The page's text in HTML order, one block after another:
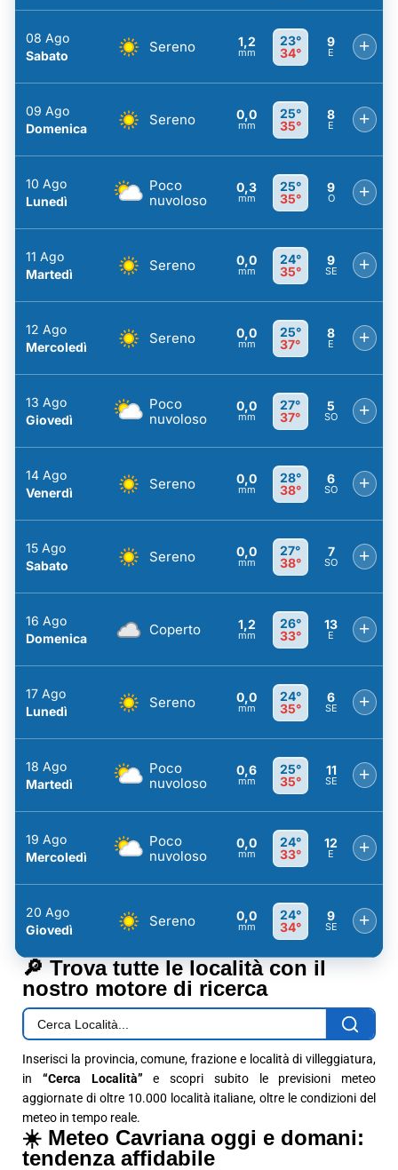
08 Ago
Sabato
Sereno 1,2
mm
23°
34°
9
E +
09 Ago
Domenica
Sereno 0,0
mm
25°
35°
8
E +
10 Ago
Lunedì
Poco
nuvoloso
0,3
mm
25°
35°
9
O +
11 Ago
Martedì
Sereno 0,0
mm
24°
35°
9
SE +
12 Ago
Mercoledì
Sereno 0,0
mm
25°
37°
8
E +
13 Ago
Giovedì
Poco
nuvoloso
0,0
mm
27°
37°
5
SO +
14 Ago
Venerdì
Sereno 0,0
mm
28°
38°
6
SO +
15 Ago
Sabato
Sereno 0,0
mm
27°
38°
7
SO +
16 Ago
Domenica
Coperto 1,2
mm
26°
33°
13
E +
17 Ago
Lunedì
Sereno 0,0
mm
24°
35°
6
SE +
18 Ago
Martedì
Poco
nuvoloso
0,6
mm
25°
35°
11
SE +
19 Ago
Mercoledì
Poco
nuvoloso
0,0
mm
24°
33°
12
E +
20 Ago
Giovedì
Sereno 0,0
mm
24°
34°
9
SE +
🔎 Trova tutte le località con il
nostro motore di ricerca
Inserisci la provincia, comune, frazione e località di villeggiatura,
in “Cerca Località” e scopri subito le previsioni meteo
aggiornate di oltre 10.000 località italiane, oltre le condizioni del
meteo in tempo reale.
☀️ Meteo Cavriana oggi e domani:
tendenza affidabile